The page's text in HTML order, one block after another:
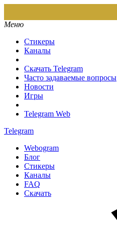
Меню
Стикеры
Каналы
Скачать Telegram
Часто задаваемые вопросы
Новости
Игры
Telegram Web
Telegram
Webogram
Блог
Стикеры
Каналы
FAQ
Скачать